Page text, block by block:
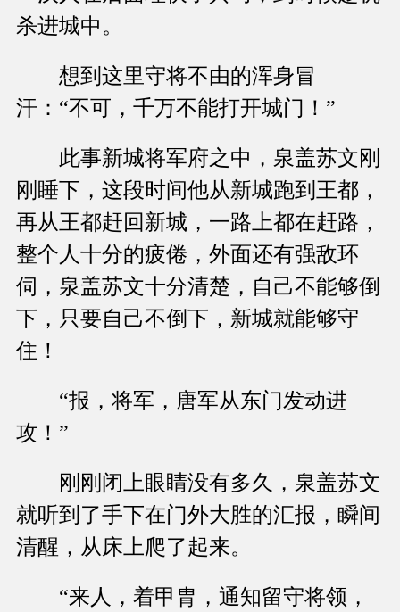
杀进城中。
想到这里守将不由的浑身冒
汗：“不可，千万不能打开城门！”
此事新城将军府之中，泉盖苏文刚
刚睡下，这段时间他从新城跑到王都，
再从王都赶回新城，一路上都在赶路，
整个人十分的疲倦，外面还有强敌环
伺，泉盖苏文十分清楚，自己不能够倒
下，只要自己不倒下，新城就能够守
住！
“报，将军，唐军从东门发动进
攻！”
刚刚闭上眼睛没有多久，泉盖苏文
就听到了手下在门外大胜的汇报，瞬间
清醒，从床上爬了起来。
“来人，着甲胄，通知留守将领，